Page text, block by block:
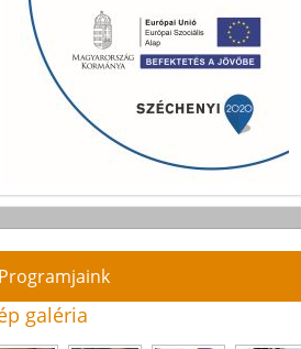
Programjaink
galéria